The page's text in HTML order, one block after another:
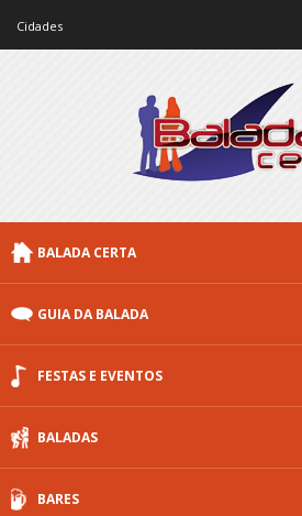
Cidades
Curitiba
Porto Alegre
Floripa
BALADA CERTA
GUIA DA BALADA
FESTAS E EVENTOS
BALADAS
BARES